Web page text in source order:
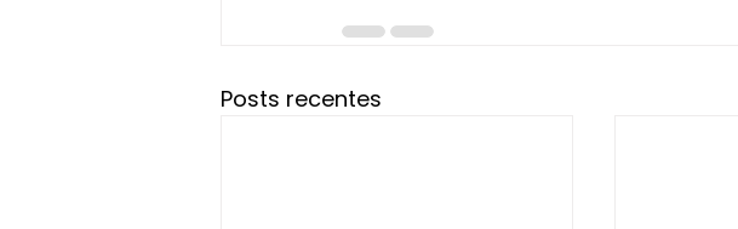
Posts recentes